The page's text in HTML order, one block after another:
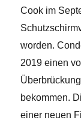
Cook im
worden.
2019 einen
bekommen.
einer neuen